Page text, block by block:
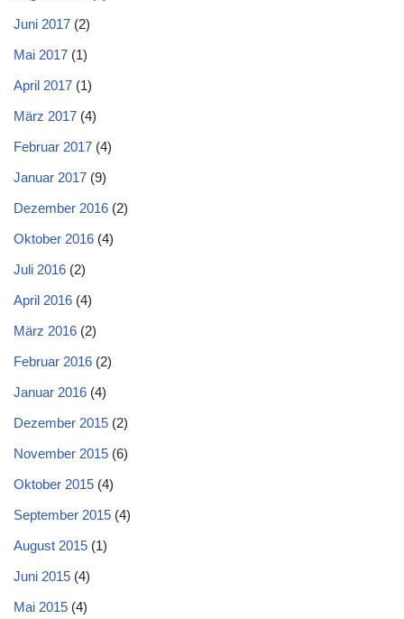
Juni 2017 (2)
Mai 2017 (1)
April 2017 (1)
März 2017 (4)
Februar 2017 (4)
Januar 2017 (9)
Dezember 2016 (2)
Oktober 2016 (4)
Juli 2016 (2)
April 2016 (4)
März 2016 (2)
Februar 2016 (2)
Januar 2016 (4)
Dezember 2015 (2)
November 2015 (6)
Oktober 2015 (4)
September 2015 (4)
August 2015 (1)
Juni 2015 (4)
Mai 2015 (4)